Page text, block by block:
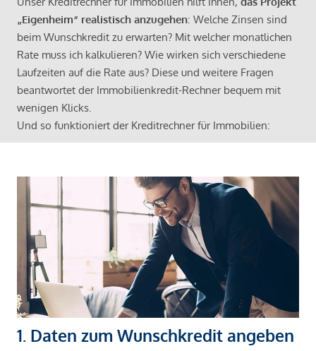
„Eigenheim“ realistisch anzugehen: Welche Zinsen sind
beim Wunschkredit zu erwarten? Mit welcher monatlichen
Rate muss ich kalkulieren? Wie wirken sich verschiedene
Laufzeiten auf die Rate aus? Diese und weitere Fragen
beantwortet der Immobilienkredit-Rechner bequem mit
wenigen Klicks.
Und so funktioniert der Kreditrechner für Immobilien:
1. Daten zum Wunschkredit angeben